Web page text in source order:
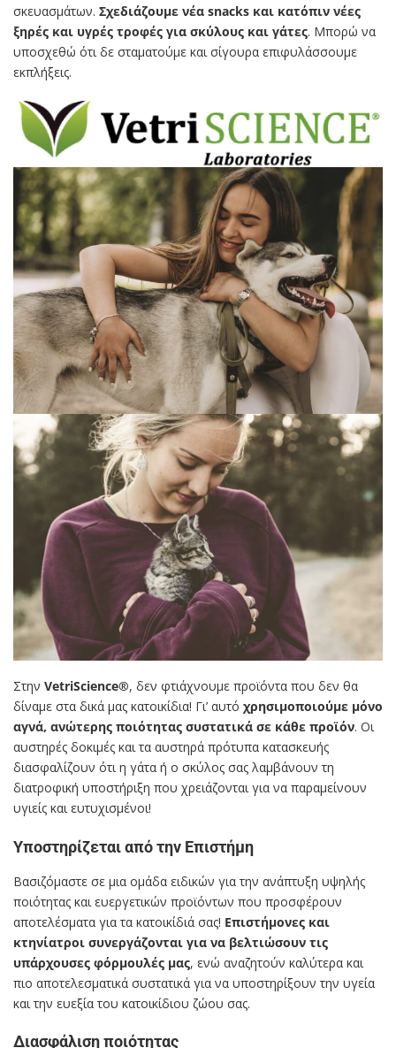
σκευασμάτων. Σχεδιάζουμε νέα snacks και κατόπιν νέες
ξηρές και υγρές τροφές για σκύλους και γάτες. Μπορώ να
υποσχεθώ ότι δε σταματούμε και σίγουρα επιφυλάσσουμε
εκπλήξεις.
Στην VetriScience®, δεν φτιάχνουμε προϊόντα που δεν θα
δίναμε στα δικά μας κατοικίδια! Γι’ αυτό χρησιμοποιούμε μόνο
αγνά, ανώτερης ποιότητας συστατικά σε κάθε προϊόν. Οι
αυστηρές δοκιμές και τα αυστηρά πρότυπα κατασκευής
διασφαλίζουν ότι η γάτα ή ο σκύλος σας λαμβάνουν τη
διατροφική υποστήριξη που χρειάζονται για να παραμείνουν
υγιείς και ευτυχισμένοι!
Υποστηρίζεται από την Επιστήμη
Βασιζόμαστε σε μια ομάδα ειδικών για την ανάπτυξη υψηλής
ποιότητας και ευεργετικών προϊόντων που προσφέρουν
αποτελέσματα για τα κατοικίδιά σας! Επιστήμονες και
κτηνίατροι συνεργάζονται για να βελτιώσουν τις
υπάρχουσες φόρμουλές μας, ενώ αναζητούν καλύτερα και
πιο αποτελεσματικά συστατικά για να υποστηρίξουν την υγεία
και την ευεξία του κατοικίδιου ζώου σας.
Διασφάλιση ποιότητας